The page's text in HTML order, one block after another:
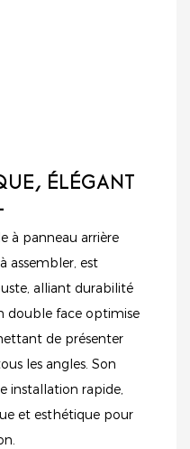
ÉLÉGANT
à panneau arrière
assembler, est
alliant durabilité
double face optimise
de présenter
les angles. Son
installation rapide,
et esthétique pour